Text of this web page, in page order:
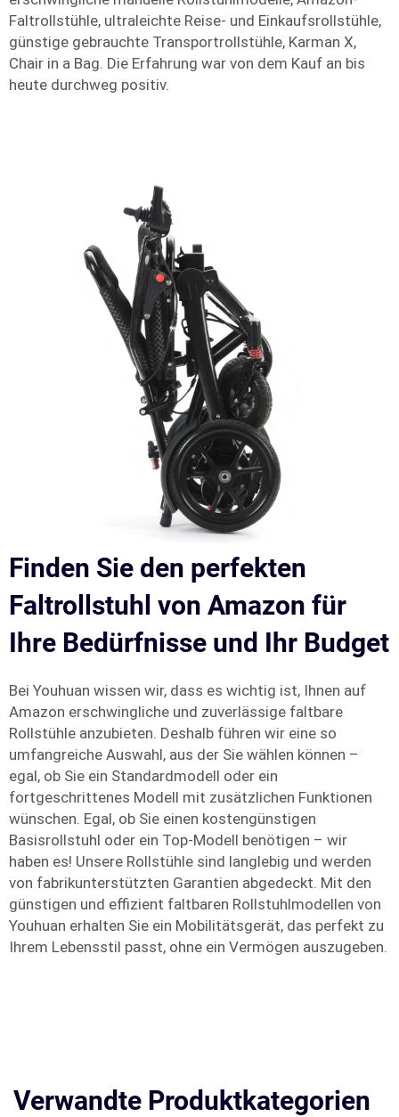
Faltrollstühle, ultraleichte Reise- und Einkaufsrollstühle,
günstige gebrauchte Transportrollstühle, Karman X,
Chair in a Bag. Die Erfahrung war von dem Kauf an bis
heute durchweg positiv.
Finden Sie den perfekten
Faltrollstuhl von Amazon für
Ihre Bedürfnisse und Ihr Budget
Bei Youhuan wissen wir, dass es wichtig ist, Ihnen auf
Amazon erschwingliche und zuverlässige faltbare
Rollstühle anzubieten. Deshalb führen wir eine so
umfangreiche Auswahl, aus der Sie wählen können –
egal, ob Sie ein Standardmodell oder ein
fortgeschrittenes Modell mit zusätzlichen Funktionen
wünschen. Egal, ob Sie einen kostengünstigen
Basisrollstuhl oder ein Top-Modell benötigen – wir
haben es! Unsere Rollstühle sind langlebig und werden
von fabrikunterstützten Garantien abgedeckt. Mit den
günstigen und effizient faltbaren Rollstuhlmodellen von
Youhuan erhalten Sie ein Mobilitätsgerät, das perfekt zu
Ihrem Lebensstil passt, ohne ein Vermögen auszugeben.
Verwandte Produktkategorien